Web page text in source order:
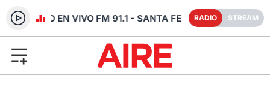
RADIO EN VIVO FM 91.1 - SANTA FE RADIO STREAM